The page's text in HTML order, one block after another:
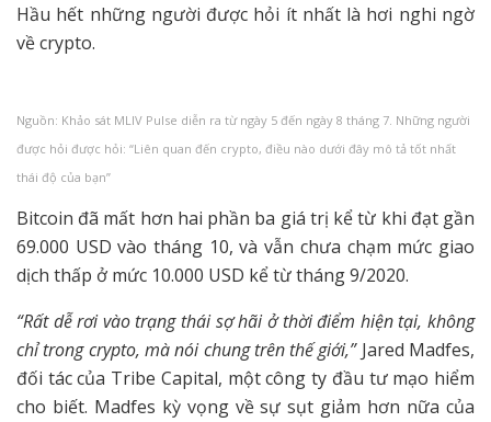
Hầu hết những người được hỏi ít nhất là hơi nghi ngờ
về crypto.
Nguồn: Khảo sát MLIV Pulse diễn ra từ ngày 5 đến ngày 8 tháng 7. Những người
được hỏi được hỏi: “Liên quan đến crypto, điều nào dưới đây mô tả tốt nhất
thái độ của bạn”
Bitcoin đã mất hơn hai phần ba giá trị kể từ khi đạt gần
69.000 USD vào tháng 10, và vẫn chưa chạm mức giao
dịch thấp ở mức 10.000 USD kể từ tháng 9/2020.
“Rất dễ rơi vào trạng thái sợ hãi ở thời điểm hiện tại, không
chỉ trong crypto, mà nói chung trên thế giới,” Jared Madfes,
đối tác của Tribe Capital, một công ty đầu tư mạo hiểm
cho biết. Madfes kỳ vọng về sự sụt giảm hơn nữa của